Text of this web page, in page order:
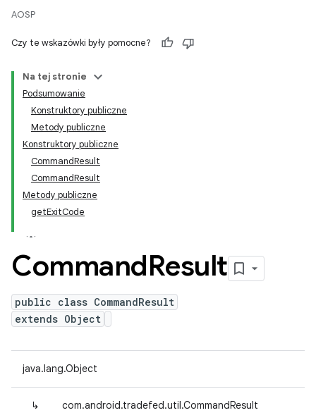
AOSP
Czy te wskazówki były pomocne?
Na tej stronie
Podsumowanie
Konstruktory publiczne
Metody publiczne
Konstruktory publiczne
CommandResult
CommandResult
Metody publiczne
getExitCode
CommandResult
public class CommandResult
extends Object
java.lang.Object
↳ com.android.tradefed.util.CommandResult